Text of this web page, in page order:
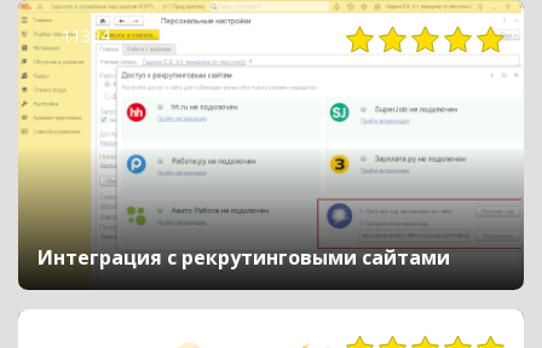
11394
Интеграция с рекрутинговыми сайтами